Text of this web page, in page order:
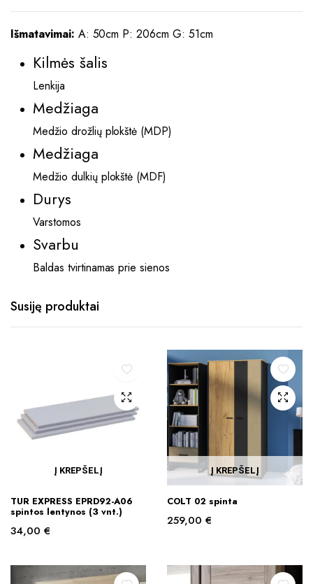
Išmatavimai: A: 50cm P: 206cm G: 51cm
Kilmės šalis
Lenkija
Medžiaga
Medžio drožlių plokštė (MDP)
Medžiaga
Medžio dulkių plokštė (MDF)
Durys
Varstomos
Svarbu
Baldas tvirtinamas prie sienos
Susiję produktai
Į KREPŠELĮ
TUR EXPRESS EPRD92-A06
spintos lentynos (3 vnt.)
34,00 €
Į KREPŠELĮ
COLT 02 spinta
259,00 €